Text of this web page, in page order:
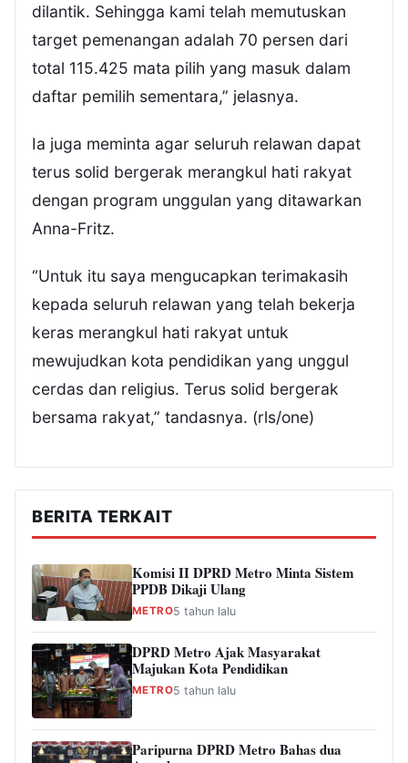
dilantik. Sehingga kami telah memutuskan
target pemenangan adalah 70 persen dari
total 115.425 mata pilih yang masuk dalam
daftar pemilih sementara,” jelasnya.
Ia juga meminta agar seluruh relawan dapat
terus solid bergerak merangkul hati rakyat
dengan program unggulan yang ditawarkan
Anna-Fritz.
“Untuk itu saya mengucapkan terimakasih
kepada seluruh relawan yang telah bekerja
keras merangkul hati rakyat untuk
mewujudkan kota pendidikan yang unggul
cerdas dan religius. Terus solid bergerak
bersama rakyat,” tandasnya. (rls/one)
BERITA TERKAIT
Komisi II DPRD Metro Minta Sistem
PPDB Dikaji Ulang
METRO5 tahun lalu
DPRD Metro Ajak Masyarakat
Majukan Kota Pendidikan
METRO5 tahun lalu
Paripurna DPRD Metro Bahas dua